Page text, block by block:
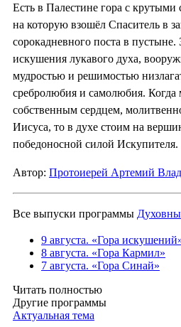
Есть в Палестине гора с
на которую взошёл Спаситель в
сорокадневного поста в
искушения лукавого духа,
мудростью и решимостью
сребролюбия и самолюбия.
собственным сердцем,
Иисуса, то в духе стоим на
победоносной силой Искупителя.
Автор: Протоиерей Артемий
Все выпуски программы
9 августа. «Гора
8 августа. «Гора Кармил»
7 августа. «Гора Синай»
Читать полностью
Другие программы
Актуальная тема